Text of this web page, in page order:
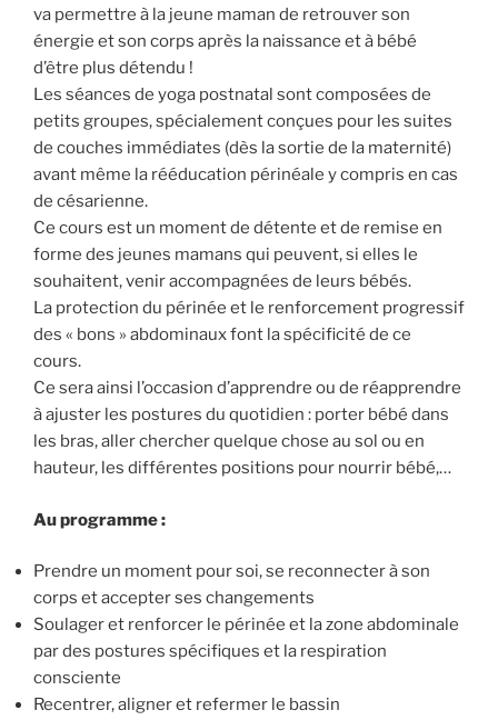
va permettre à la jeune maman de retrouver son
énergie et son corps après la naissance et à bébé
d’être plus détendu !
Les séances de yoga postnatal sont composées de
petits groupes, spécialement conçues pour les suites
de couches immédiates (dès la sortie de la maternité)
avant même la rééducation périnéale y compris en cas
de césarienne.
Ce cours est un moment de détente et de remise en
forme des jeunes mamans qui peuvent, si elles le
souhaitent, venir accompagnées de leurs bébés.
La protection du périnée et le renforcement progressif
des « bons » abdominaux font la spécificité de ce
cours.
Ce sera ainsi l’occasion d’apprendre ou de réapprendre
à ajuster les postures du quotidien : porter bébé dans
les bras, aller chercher quelque chose au sol ou en
hauteur, les différentes positions pour nourrir bébé,…
Au programme :
Prendre un moment pour soi, se reconnecter à son
corps et accepter ses changements
Soulager et renforcer le périnée et la zone abdominale
par des postures spécifiques et la respiration
consciente
Recentrer, aligner et refermer le bassin